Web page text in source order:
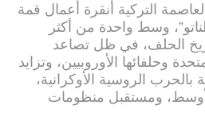
التركية أنقرة أعمال قمة
وسط واحدة من أكثر
الحلف، في ظل تصاعد
وحلفائها الأوروبيين، وتزايد
بالحرب الروسية الأوكرانية،
ومستقبل منظومات